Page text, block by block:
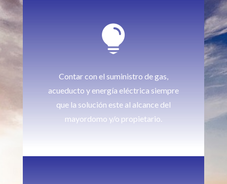

Contar con el suministro de gas,
acueducto y energía eléctrica siempre
que la solución este al alcance del
mayordomo y/o propietario.